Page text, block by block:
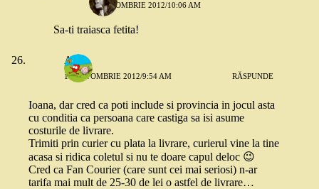
18 OCTOMBRIE 2012/10:06 AM
Sa-ti traiasca fetita!
Ami
18 OCTOMBRIE 2012/9:54 AM RĂSPUNDE
Ioana, dar cred ca poti include si provincia in jocul asta
cu conditia ca persoana care castiga sa isi asume
costurile de livrare.
Trimiti prin curier cu plata la livrare, curierul vine la tine
acasa si ridica coletul si nu te doare capul deloc 😉
Cred ca Fan Courier (care sunt cei mai seriosi) n-ar
tarifa mai mult de 25-30 de lei o astfel de livrare…